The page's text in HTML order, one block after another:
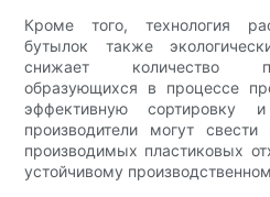
Кроме того, технология
бутылок также
снижает количество
образующихся в процессе
эффективную сортировку
производители могут
производимых пластиковых
устойчивому